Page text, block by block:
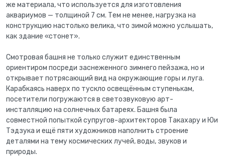
же материала, что используется для изготовления
аквариумов — толщиной 7 см. Тем не менее, нагрузка на
конструкцию настолько велика, что зимой можно услышать,
как здание «стонет».
Смотровая башня не только служит единственным
ориентиром посреди заснеженного зимнего пейзажа, но и
открывает потрясающий вид на окружающие горы и луга.
Карабкаясь наверх по тускло освещённым ступенькам,
посетители погружаются в светозвуковую арт-
инсталляцию на солнечных батареях. Башня была
совместной попыткой супругов-архитекторов Такахару и Юи
Тэдзука и ещё пяти художников наполнить строение
деталями на тему космических лучей, воды, звуков и
природы.